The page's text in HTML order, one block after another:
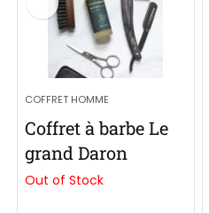
COFFRET HOMME
Coffret à barbe Le
grand Daron
Out of Stock